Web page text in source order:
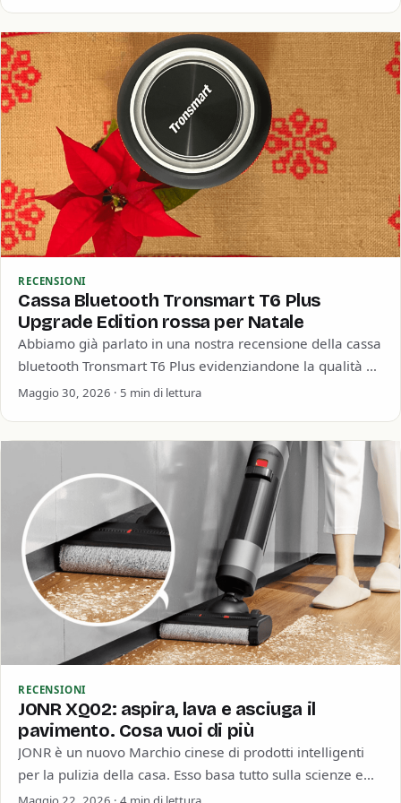
RECENSIONI
Cassa Bluetooth Tronsmart T6 Plus
Upgrade Edition rossa per Natale
Abbiamo già parlato in una nostra recensione della cassa
bluetooth Tronsmart T6 Plus evidenziandone la qualità e
soprattutto la straordinaria durata della…
Maggio 30, 2026 · 5 min di lettura
RECENSIONI
JONR XQ02: aspira, lava e asciuga il
pavimento. Cosa vuoi di più
JONR è un nuovo Marchio cinese di prodotti intelligenti
per la pulizia della casa. Esso basa tutto sulla scienze e
sull’innovazione, come…